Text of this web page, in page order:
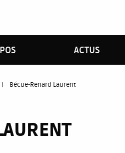
ACTUS
Bécue-Renard Laurent